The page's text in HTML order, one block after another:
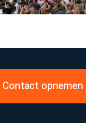
Contact opnemen